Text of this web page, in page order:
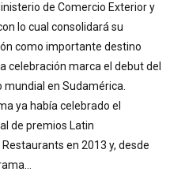
de Comercio Exterior y
lo cual consolidará su
como importante destino
celebración marca el debut del
en Sudamérica.
ya había celebrado el
de premios Latin
en 2013 y, desde